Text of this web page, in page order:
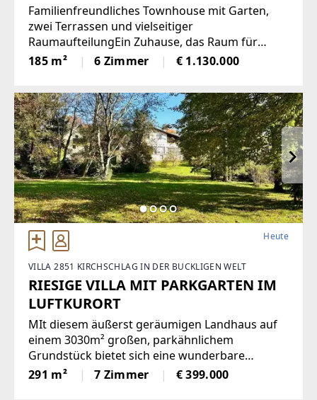
Familienfreundliches Townhouse mit Garten,
zwei Terrassen und vielseitiger
RaumaufteilungEin Zuhause, das Raum für
Familie, Rückzug und gemeinsames Leben
schafft: Dieses grosszügige Townhouse mit
klare
185 m² 6 Zimmer € 1.130.000
Heute
VILLA 2851 KIRCHSCHLAG IN DER BUCKLIGEN WELT
RIESIGE VILLA MIT PARKGARTEN IM
LUFTKURORT
MIt diesem äußerst geräumigen Landhaus auf
einem 3030m² großen, parkähnlichem
Grundstück bietet sich eine wunderbare
Gelegenheit, ein einmaliges Domizil in der
beliebten Gemeinde Krumbach zu schaffen!Das
291 m² 7 Zimmer € 399.000